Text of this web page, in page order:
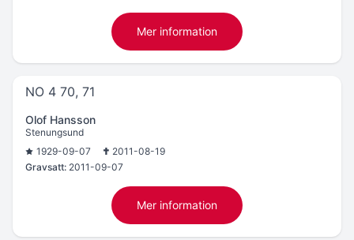
Mer information
NO 4 70, 71
Olof Hansson
Stenungsund
1929-09-07
2011-08-19
Gravsatt: 2011-09-07
Mer information